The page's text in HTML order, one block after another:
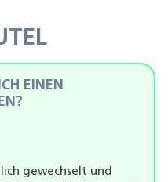
EINEN
gewechselt und